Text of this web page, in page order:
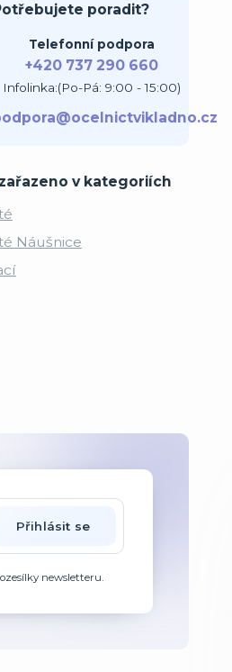
poradit?
Telefonní podpora
+420 737 290 660
Infolinka:(Po-Pá: 9:00 - 15:00)
v kategoriích
Náušnice
Přihlásit se
newsletteru.